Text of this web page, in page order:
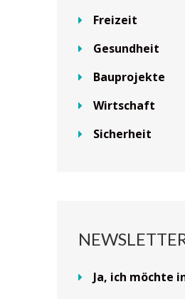
Freizeit
Gesundheit
Bauprojekte
Wirtschaft
Sicherheit
Ja, ich möchte